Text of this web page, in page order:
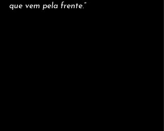
que vem pela frente.”